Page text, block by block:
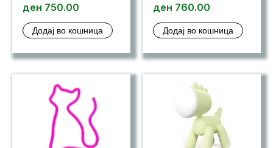
ден 750.00
Додај во кошница
ден 760.00
Додај во кошница